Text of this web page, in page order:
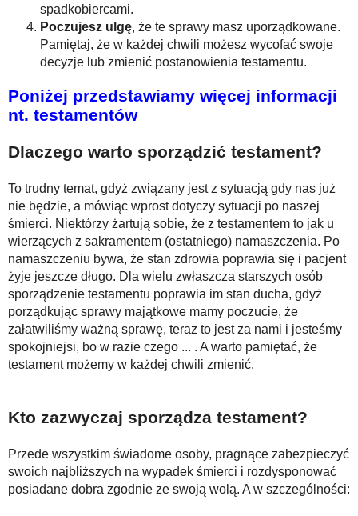
spadkobiercami.
Poczujesz ulgę, że te sprawy masz uporządkowane.
Pamiętaj, że w każdej chwili możesz wycofać swoje
decyzje lub zmienić postanowienia testamentu.
Poniżej przedstawiamy więcej informacji
nt. testamentów
Dlaczego warto sporządzić testament?
To trudny temat, gdyż związany jest z sytuacją gdy nas już
nie będzie, a mówiąc wprost dotyczy sytuacji po naszej
śmierci. Niektórzy żartują sobie, że z testamentem to jak u
wierzących z sakramentem (ostatniego) namaszczenia. Po
namaszczeniu bywa, że stan zdrowia poprawia się i pacjent
żyje jeszcze długo. Dla wielu zwłaszcza starszych osób
sporządzenie testamentu poprawia im stan ducha, gdyż
porządkując sprawy majątkowe mamy poczucie, że
załatwiliśmy ważną sprawę, teraz to jest za nami i jesteśmy
spokojniejsi, bo w razie czego ... . A warto pamiętać, że
testament możemy w każdej chwili zmienić.
Kto zazwyczaj sporządza testament?
Przede wszystkim świadome osoby, pragnące zabezpieczyć
swoich najbliższych na wypadek śmierci i rozdysponować
posiadane dobra zgodnie ze swoją wolą. A w szczególności: